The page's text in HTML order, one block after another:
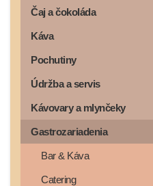
Čaj a čokoláda
Káva
Pochutiny
Údržba a servis
Kávovary a mlynčeky
Gastrozariadenia
Bar & Káva
Catering